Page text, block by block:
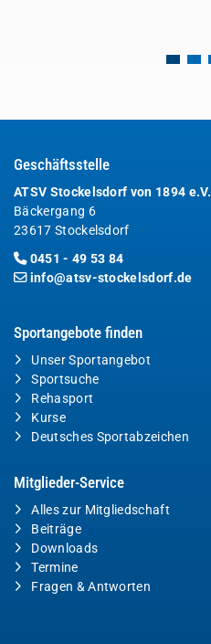
Geschäftsstelle
ATSV Stockelsdorf von 1894 e.V.
Bäckergang 6
23617 Stockelsdorf
0451 - 49 53 84
info@atsv-stockelsdorf.de
Sportangebote finden
Unser Sportangebot
Sportsuche
Rehasport
Kurse
Deutsches Sportabzeichen
Mitglieder-Service
Alles zur Mitgliedschaft
Beiträge
Downloads
Termine
Fragen & Antworten